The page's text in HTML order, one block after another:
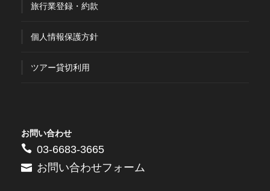
旅行業登録・約款
個人情報保護方針
ツアー貸切利用
お問い合わせ
03-6683-3665
お問い合わせフォーム